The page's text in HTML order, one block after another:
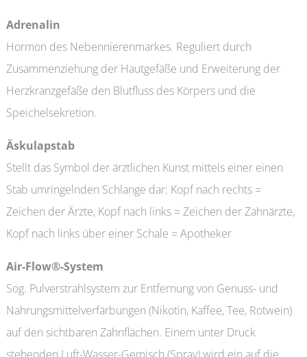
Adrenalin
Hormon des Nebennierenmarkes. Reguliert durch
Zusammenziehung der Hautgefäße und Erweiterung der
Herzkranzgefäße den Blutfluss des Körpers und die
Speichelsekretion.
Äskulapstab
Stellt das Symbol der ärztlichen Kunst mittels einer einen
Stab umringelnden Schlange dar: Kopf nach rechts =
Zeichen der Ärzte, Kopf nach links = Zeichen der Zahnärzte,
Kopf nach links über einer Schale = Apotheker
Air-Flow®-System
Sog. Pulverstrahlsystem zur Entfernung von Genuss- und
Nahrungsmittelverfärbungen (Nikotin, Kaffee, Tee, Rotwein)
auf den sichtbaren Zahnflächen. Einem unter Druck